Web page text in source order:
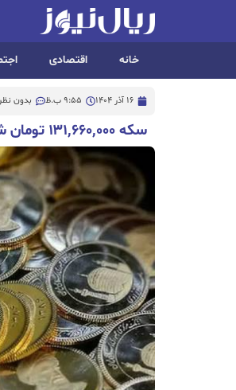
خانه اقتصادی
16 آذر 1404 9:55 ب.ظ بدون نظر
سکه ۱۳۱,۶۶۰,۰۰۰ تومان شد